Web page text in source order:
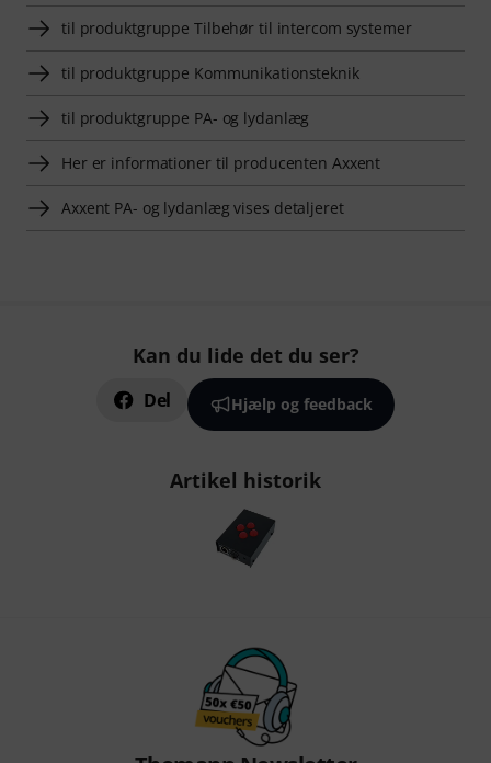
til produktgruppe Tilbehør til intercom systemer
til produktgruppe Kommunikationsteknik
til produktgruppe PA- og lydanlæg
Her er informationer til producenten Axxent
Axxent PA- og lydanlæg vises detaljeret
Kan du lide det du ser?
Del Hjælp og feedback
Artikel historik